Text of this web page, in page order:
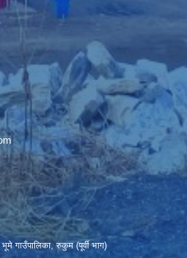
गाउँपालिका, रुकुम (पूर्वी भाग)